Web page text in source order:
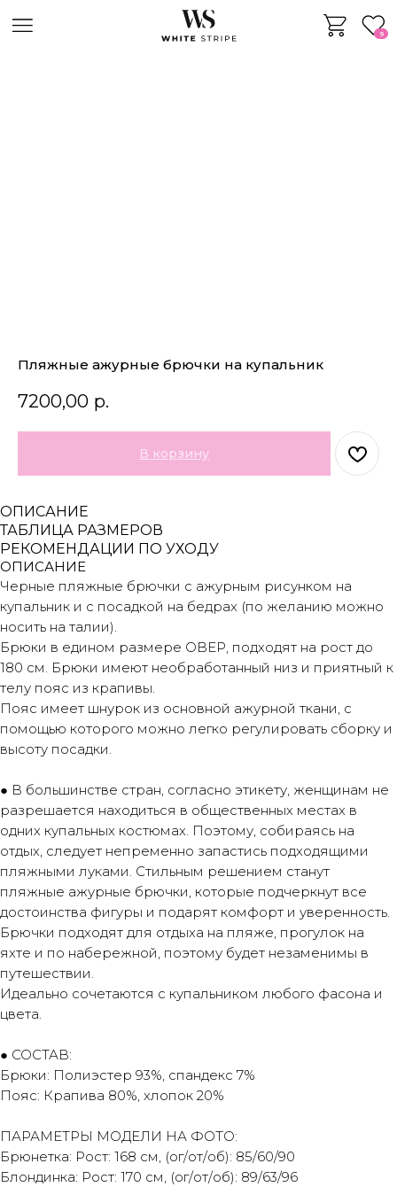
9
Пляжные ажурные брючки на купальник
7200,00 р.
В корзину
ОПИСАНИЕ
ТАБЛИЦА РАЗМЕРОВ
РЕКОМЕНДАЦИИ ПО УХОДУ
ОПИСАНИЕ
Черные пляжные брючки с ажурным рисунком на
купальник и с посадкой на бедрах (по желанию можно
носить на талии).
Брюки в едином размере ОВЕР, подходят на рост до
180 см. Брюки имеют необработанный низ и приятный к
телу пояс из крапивы.
Пояс имеет шнурок из основной ажурной ткани, с
помощью которого можно легко регулировать сборку и
высоту посадки.
● В большинстве стран, согласно этикету, женщинам не
разрешается находиться в общественных местах в
одних купальных костюмах. Поэтому, собираясь на
отдых, следует непременно запастись подходящими
пляжными луками. Стильным решением станут
пляжные ажурные брючки, которые подчеркнут все
достоинства фигуры и подарят комфорт и уверенность.
Брючки подходят для отдыха на пляже, прогулок на
яхте и по набережной, поэтому будет незаменимы в
путешествии.
Идеально сочетаются с купальником любого фасона и
цвета.
● СОСТАВ:
Брюки: Полиэстер 93%, спандекс 7%
Пояс: Крапива 80%, хлопок 20%
ПАРАМЕТРЫ МОДЕЛИ НА ФОТО:
Брюнетка: Рост: 168 см, (ог/от/об): 85/60/90
Блондинка: Рост: 170 см, (ог/от/об): 89/63/96